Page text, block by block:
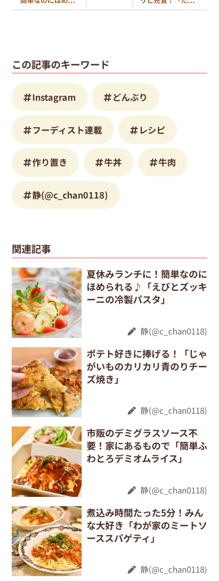
この記事のキーワード
Instagram どんぶり
フーディスト連載 レシピ
作り置き 牛丼 牛肉
静(@c_chan0118)
関連記事
夏休みランチに！簡単なのに
ほめられる♪「えびとズッキ
ーニの冷製パスタ」
静(@c_chan0118)
ポテト好きに捧げる！「じゃ
がいものカリカリ青のりチー
ズ焼き」
静(@c_chan0118)
市販のデミグラスソース不
要！家にあるもので「簡単ふ
わとろデミオムライス」
静(@c_chan0118)
煮込み時間たった5分！みん
な大好き「わが家のミートソ
ーススパゲティ」
静(@c_chan0118)